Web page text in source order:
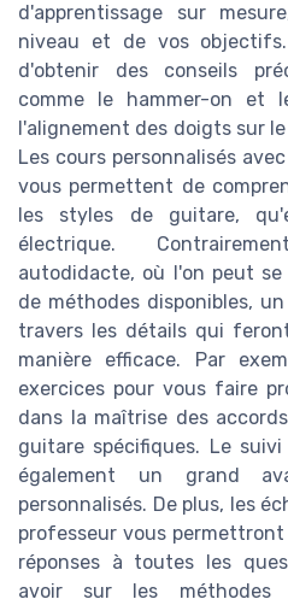
d'apprentissage sur
niveau et de vos
d'obtenir des conseils
comme le hammer-on et
l'alignement des doigts sur
Les cours personnalisés
vous permettent de
les styles de guitare,
électrique.
autodidacte, où l'on peut
de méthodes disponibles,
travers les détails qui
manière efficace. Par
exercices pour vous faire
dans la maîtrise des
guitare spécifiques. Le
également un grand
personnalisés. De plus, les
professeur vous
réponses à toutes les
avoir sur les méthodes